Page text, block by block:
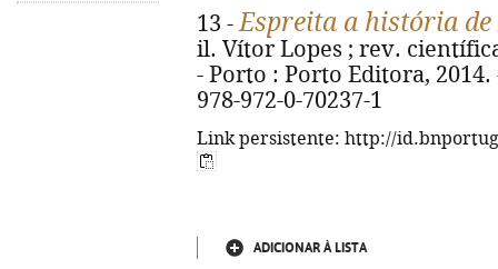
13 -Espreita a história
il. Vítor Lopes ; rev.
- Porto : Porto Editora,
978-972-0-70237-1
Link persistente: http://
ADICIONAR À LISTA